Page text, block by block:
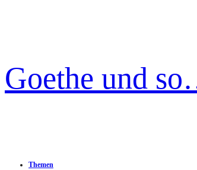
Goethe und
Themen